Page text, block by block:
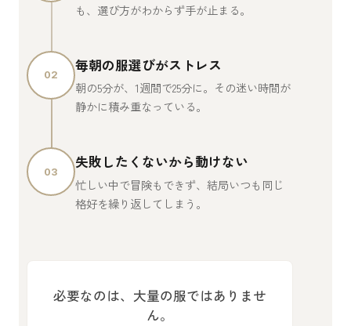
も、選び方がわからず手が止まる。
02
毎朝の服選びがストレス
朝の5分が、1週間で25分に。その迷い時間が
静かに積み重なっている。
03
失敗したくないから動けない
忙しい中で冒険もできず、結局いつも同じ
格好を繰り返してしまう。
必要なのは、大量の服ではありませ
ん。